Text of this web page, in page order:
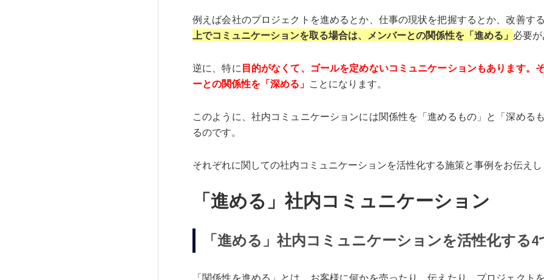
例えば会社のプロジェクトを進めるとか、仕事の現状を把握するとか、改善す
上でコミュニケーションを取る場合は、メンバーとの関係性を「進める」 必要
逆に、特に目的がなくて、ゴールを定めないコミュニケーションもあります。
ーとの関係性を「深める」 ことになります。
このように、社内コミュニケーションには関係性を「進めるもの」と「深める
るのです。
それぞれに関しての社内コミュニケーションを活性化する施策と事例をお伝え
「進める」社内コミュニケーション
「進める」社内コミュニケーションを活性化する